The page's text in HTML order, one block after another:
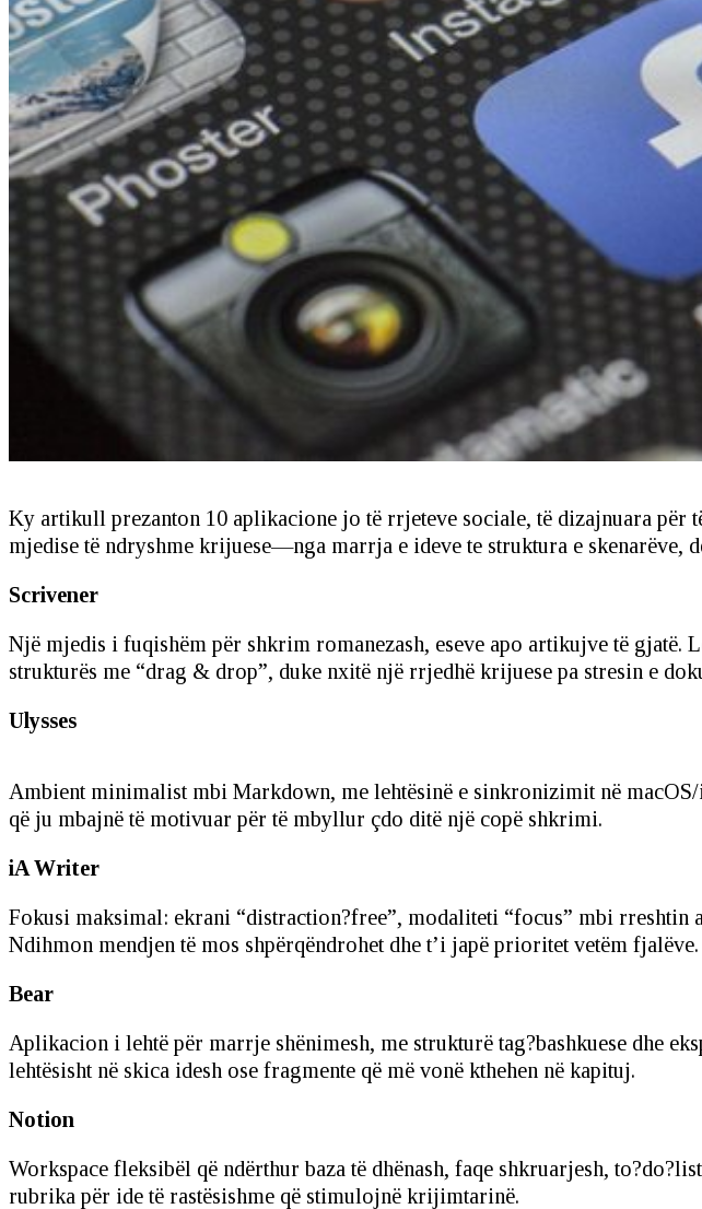
Ky artikull prezanton 10 aplikacione jo të rrjeteve sociale, të dizajnuara
mjedise të ndryshme krijuese—nga marrja e ideve te struktura e skenarëve,
Scrivener
Një mjedis i fuqishëm për shkrim romanezash, eseve apo artikujve të
strukturës me “drag & drop”, duke nxitë një rrjedhë krijuese pa stresin e
Ulysses
Ambient minimalist mbi Markdown, me lehtësinë e sinkronizimit në
që ju mbajnë të motivuar për të mbyllur çdo ditë një copë shkrimi.
iA Writer
Fokusi maksimal: ekrani “distraction?free”, modaliteti “focus” mbi
Ndihmon mendjen të mos shpërqëndrohet dhe t’i japë prioritet vetëm fjalëve.
Bear
Aplikacion i lehtë për marrje shënimesh, me strukturë tag?bashkuese dhe
lehtësisht në skica idesh ose fragmente që më vonë kthehen në kapituj.
Notion
Workspace fleksibël që ndërthur baza të dhënash, faqe shkruarjesh,
rubrika për ide të rastësishme që stimulojnë krijimtarinë.